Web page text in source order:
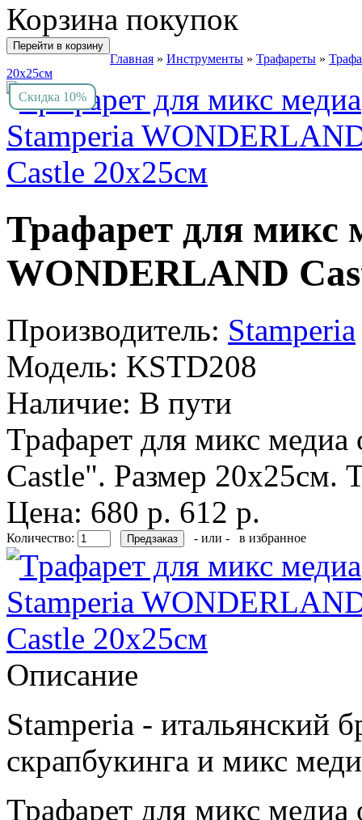
Корзина покупок
Перейти в корзину
Главная » Инструменты » Трафареты »
20х25см
Скидка 10%
Трафарет для микс
WONDERLAND
Производитель: Stamperia
Модель: KSTD208
Наличие: В пути
Трафарет для микс
Castle". Размер 20х25см.
Цена: 680 р. 612 р.
Количество: - или - в избранное
Описание
Stamperia - итальянский
скрапбукинга и микс
Трафарет для микс